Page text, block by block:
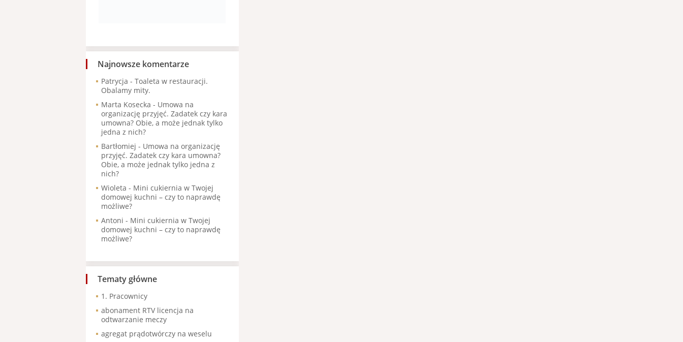
Najnowsze komentarze
Patrycja - Toaleta w restauracji.
Obalamy mity.
Marta Kosecka - Umowa na
organizację przyjęć. Zadatek czy kara
umowna? Obie, a może jednak tylko
jedna z nich?
Bartłomiej - Umowa na organizację
przyjęć. Zadatek czy kara umowna?
Obie, a może jednak tylko jedna z
nich?
Wioleta - Mini cukiernia w Twojej
domowej kuchni – czy to naprawdę
możliwe?
Antoni - Mini cukiernia w Twojej
domowej kuchni – czy to naprawdę
możliwe?
Tematy główne
1. Pracownicy
abonament RTV licencja na
odtwarzanie meczy
agregat prądotwórczy na weselu